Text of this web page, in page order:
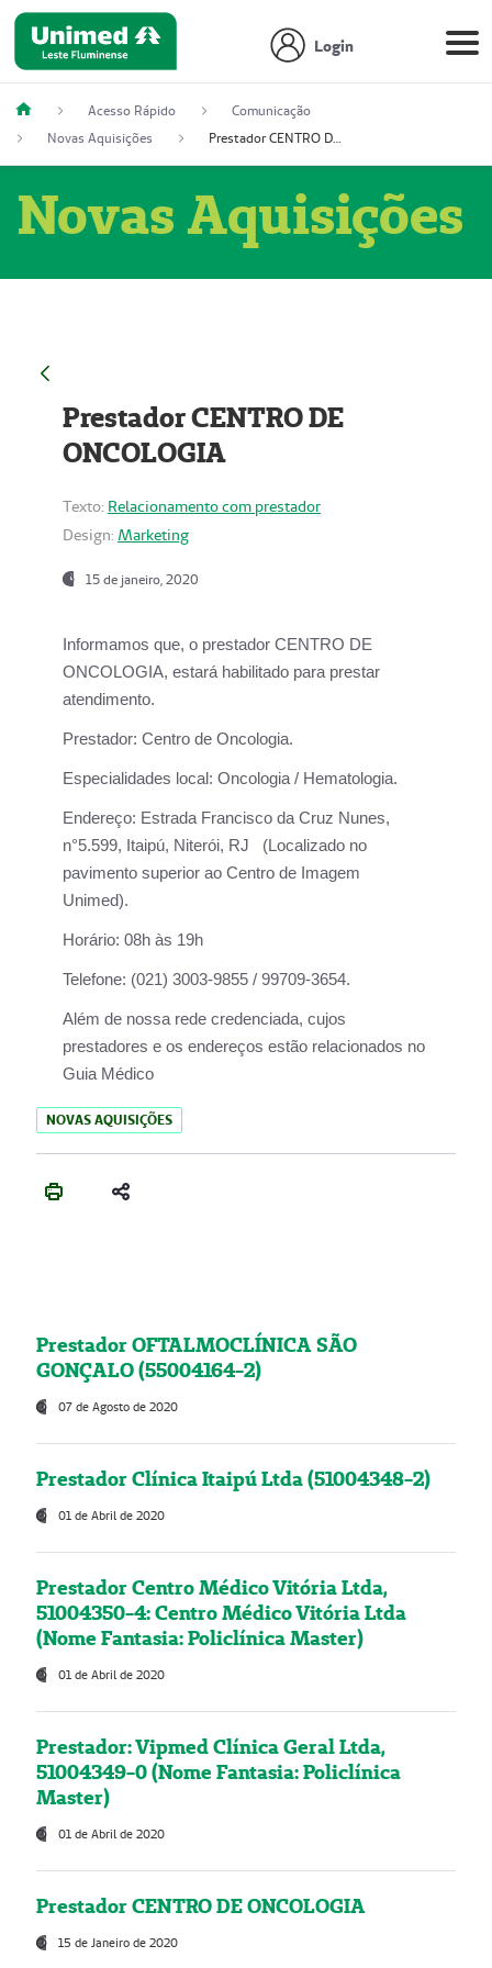
Login
Acesso Rápido
Comunicação
Novas Aquisições
Prestador CENTRO DE ONCOLOGIA
Novas Aquisições
Prestador CENTRO DE
ONCOLOGIA
Texto: Relacionamento com prestador
Design: Marketing
15 de janeiro, 2020
Informamos que, o prestador CENTRO DE
ONCOLOGIA, estará habilitado para prestar
atendimento.
Prestador: Centro de Oncologia.
Especialidades local: Oncologia / Hematologia.
Endereço: Estrada Francisco da Cruz Nunes,
n°5.599, Itaipú, Niterói, RJ (Localizado no
pavimento superior ao Centro de Imagem
Unimed).
Horário: 08h às 19h
Telefone: (021) 3003-9855 / 99709-3654.
Além de nossa rede credenciada, cujos
prestadores e os endereços estão relacionados no
Guia Médico
NOVAS AQUISIÇÕES
Prestador OFTALMOCLÍNICA SÃO
GONÇALO (55004164-2)
07 de Agosto de 2020
Prestador Clínica Itaipú Ltda (51004348-2)
01 de Abril de 2020
Prestador Centro Médico Vitória Ltda,
51004350-4: Centro Médico Vitória Ltda
(Nome Fantasia: Policlínica Master)
01 de Abril de 2020
Prestador: Vipmed Clínica Geral Ltda,
51004349-0 (Nome Fantasia: Policlínica
Master)
01 de Abril de 2020
Prestador CENTRO DE ONCOLOGIA
15 de Janeiro de 2020